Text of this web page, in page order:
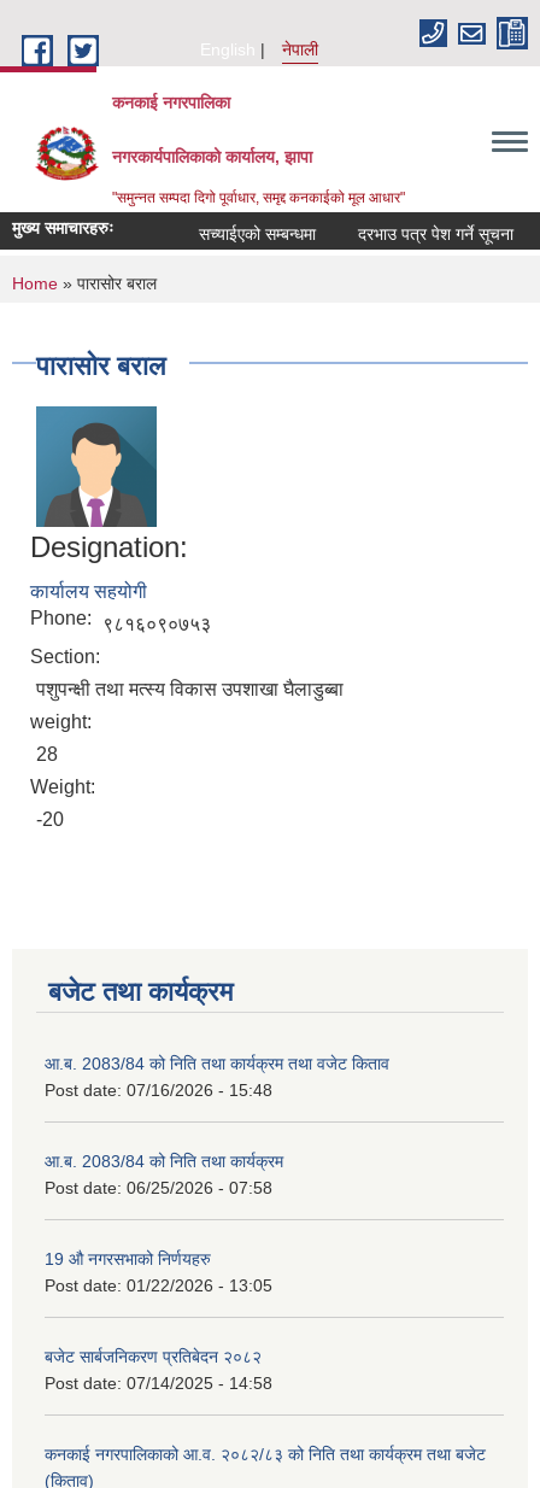
English
नेपाली
कनकाई नगरपालिका
नगरकार्यपालिकाको कार्यालय, झापा
"समुन्नत सम्पदा दिगो पूर्वाधार, समृद्द कनकाईको मूल आधार"
मुख्य समाचारहरुः सच्याईएको सम्बन्धमा दरभाउ पत्र पेश गर्ने सूचना
You are here
Home » पारासोर बराल
पारासोर बराल
Designation:
कार्यालय सहयोगी
Phone:
९८१६०९०७५३
Section:
पशुपन्क्षी तथा मत्स्य विकास उपशाखा घैलाडुब्बा
weight:
28
Weight:
-20
बजेट तथा कार्यक्रम
आ.ब. 2083/84 को निति तथा कार्यक्रम तथा वजेट किताव
Post date: 07/16/2026 - 15:48
आ.ब. 2083/84 को निति तथा कार्यक्रम
Post date: 06/25/2026 - 07:58
19 औ नगरसभाको निर्णयहरु
Post date: 01/22/2026 - 13:05
बजेट सार्बजनिकरण प्रतिबेदन २०८२
Post date: 07/14/2025 - 14:58
कनकाई नगरपालिकाको आ.व. २०८२/८३ को निति तथा कार्यक्रम तथा बजेट
(किताव)